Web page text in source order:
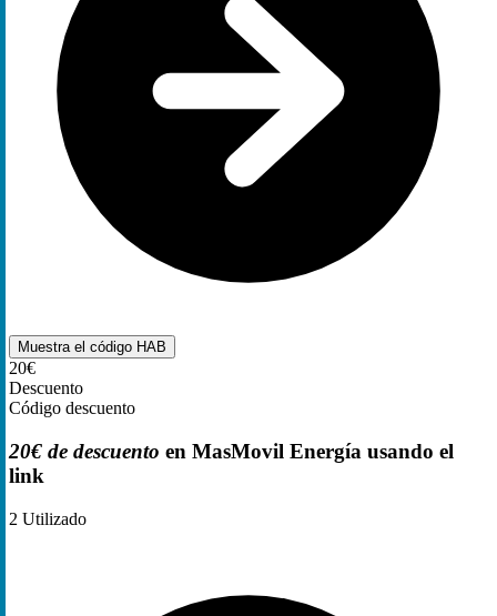
Muestra el código HAB
20€
Descuento
Código descuento
20€ de descuento en MasMovil Energía usando el
link
2 Utilizado